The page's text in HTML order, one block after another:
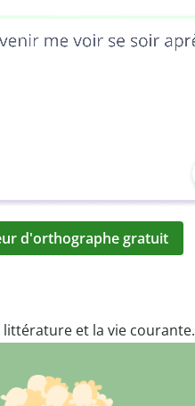
d'orthographe gratuit
et la vie courante.